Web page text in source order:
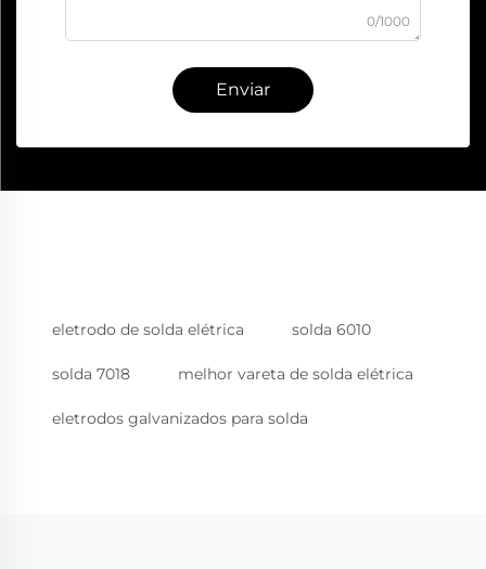
0/1000
Enviar
eletrodo de solda elétrica solda 6010
solda 7018 melhor vareta de solda elétrica
eletrodos galvanizados para solda